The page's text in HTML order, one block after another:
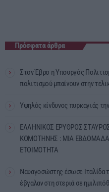
Πρόσφατα άρθρα
Στον Έβρο η Υπουργός
πολιτισμού μπαίνουν στην
Υψηλός κίνδυνος πυρκαγιάς
ΕΛΛΗΝΙΚΟΣ ΕΡΥΘΡΟΣ
ΚΟΜΟΤΗΝΗΣ : ΜΙΑ ΕΒΔΟΜΑΔΑ
ΕΤΟΙΜΟΤΗΤΑ
Ναυαγοσώστης έσωσε Ιταλίδα
έβγαλαν στη στεριά σε